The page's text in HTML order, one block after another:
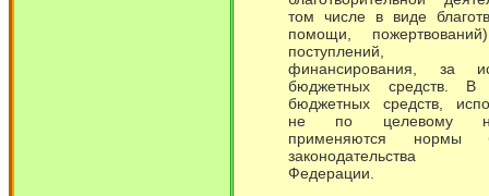
том числе в виде
помощи,
поступлений,
финансирования, за
бюджетных средств. В
бюджетных средств,
не по целевому
применяются нормы
законодательства
Федерации.